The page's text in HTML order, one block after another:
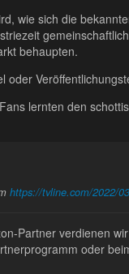
wie sich die
behaupten.
oder
lernten den
https://tvline.com/2022/
Partner verdienen
oder